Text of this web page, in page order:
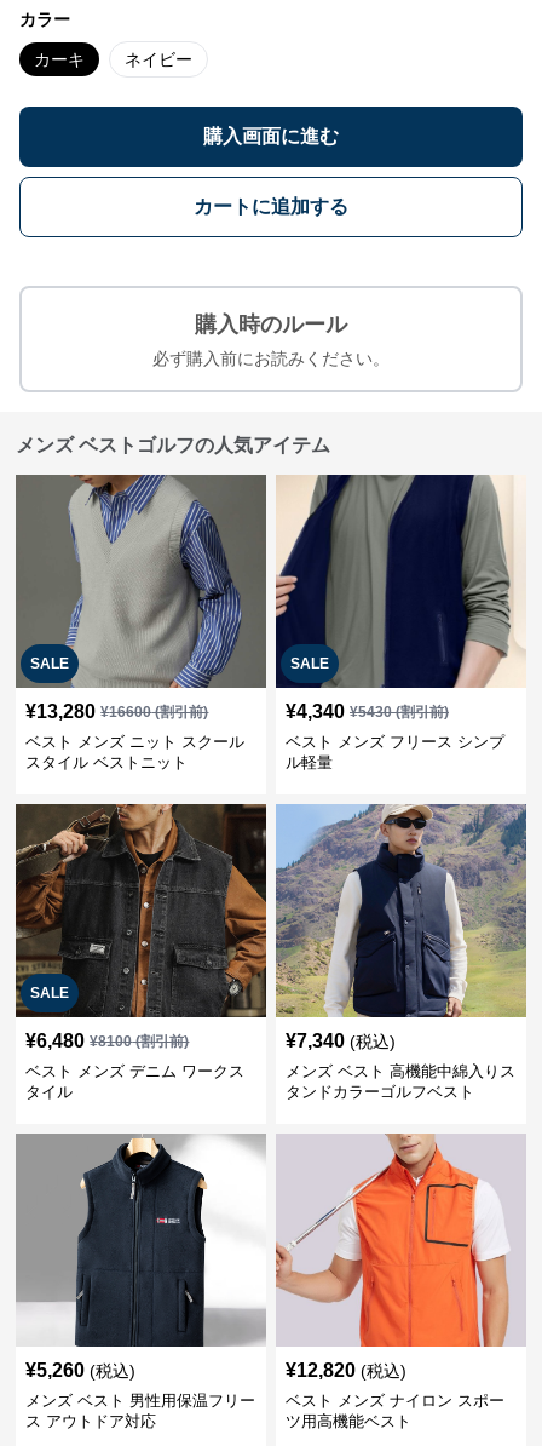
カラー
カーキ ネイビー
購入画面に進む
カートに追加する
購入時のルール
必ず購入前にお読みください。
メンズ ベストゴルフの人気アイテム
SALE
¥13,280 ¥16600(割引前)
ベスト メンズ ニット スクール
スタイル ベストニット
SALE
¥4,340 ¥5430(割引前)
ベスト メンズ フリース シンプ
ル軽量
SALE
¥6,480 ¥8100(割引前)
ベスト メンズ デニム ワークス
タイル
¥7,340 (税込)
メンズ ベスト 高機能中綿入りス
タンドカラーゴルフベスト
¥5,260 (税込)
メンズ ベスト 男性用保温フリー
ス アウトドア対応
¥12,820 (税込)
ベスト メンズ ナイロン スポー
ツ用高機能ベスト